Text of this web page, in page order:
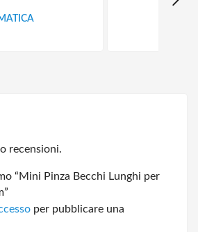
recensioni.
“Mini Pinza Becchi Lunghi per
per pubblicare una